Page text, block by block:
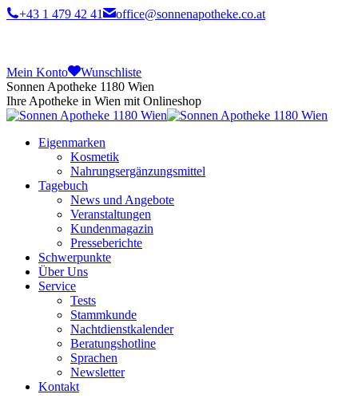
+43 1 479 42 41 office@sonnenapotheke.co.at
Mein Konto
Wunschliste
Sonnen Apotheke 1180 Wien
Ihre Apotheke in Wien mit Onlineshop
Eigenmarken
Kosmetik
Nahrungsergänzungsmittel
Tagebuch
News und Angebote
Veranstaltungen
Kundenmagazin
Presseberichte
Schwerpunkte
Über Uns
Service
Tests
Stammkunde
Nachtdienstkalender
Beratungshotline
Sprachen
Newsletter
Kontakt